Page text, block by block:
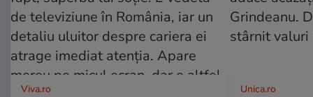
Viva.ro Unica.ro